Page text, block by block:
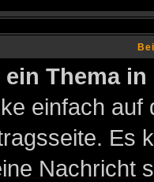
Thema
einfach
Es
Nachricht